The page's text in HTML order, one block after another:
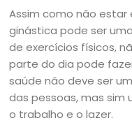
Assim como não
ginástica pode ser
de exercícios físicos,
parte do dia pode
saúde não deve ser
das pessoas, mas sim
o trabalho e o lazer.